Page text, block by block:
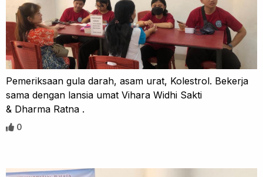
Pemeriksaan gula darah, asam urat, Kolestrol. Bekerja
sama dengan lansia umat Vihara Widhi Sakti
& Dharma Ratna .
0